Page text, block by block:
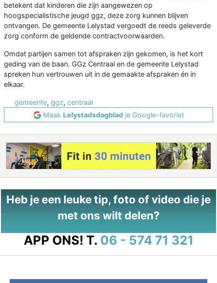
betekent dat kinderen die zijn aangewezen op
hoogspecialistische jeugd ggz, deze zorg kunnen blijven
ontvangen. De gemeente Lelystad vergoedt de reeds geleverde
zorg conform de geldende contractvoorwaarden.
Omdat partijen samen tot afspraken zijn gekomen, is het kort
geding van de baan. GGz Centraal en de gemeente Lelystad
spreken hun vertrouwen uit in de gemaakte afspraken én in
elkaar.
gemeente, ggz, centraal
Maak Lelystadsdagbladje Google-favoriet
Heb je een leuke tip, foto of video die je
met ons wilt delen?
APP ONS! T. 06 - 574 71 321